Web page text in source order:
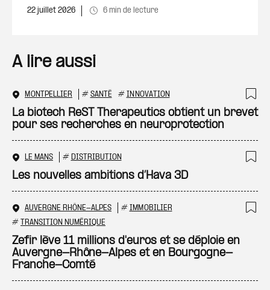
22 juillet 2026 6 min de lecture
A lire aussi
MONTPELLIER # SANTÉ # INNOVATION
La biotech ReST Therapeutics obtient un brevet
pour ses recherches en neuroprotection
LE MANS # DISTRIBUTION
Les nouvelles ambitions d’Hava 3D
AUVERGNE RHÔNE-ALPES # IMMOBILIER
# TRANSITION NUMÉRIQUE
Zefir lève 11 millions d'euros et se déploie en
Auvergne-Rhône-Alpes et en Bourgogne-
Franche-Comté